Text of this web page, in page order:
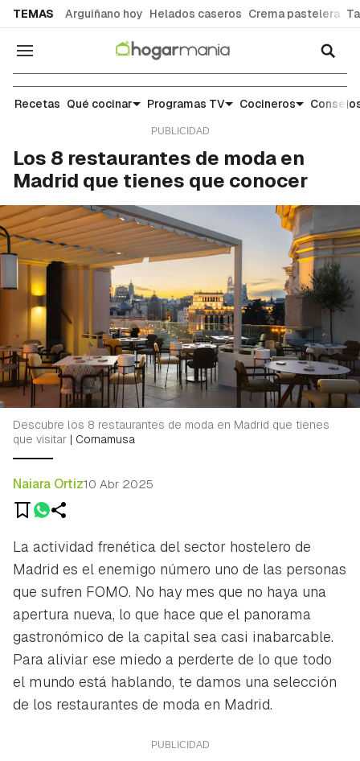
TEMAS Arguiñano hoy Helados caseros Crema pastelera
Navegación
Cocina
Recetas Qué cocinar Programas TV Cocineros
Los 8 restaurantes de moda en
Madrid que tienes que conocer
Descubre los 8 restaurantes de moda en Madrid que tienes
que visitar | Cornamusa
Naiara Ortiz10 Abr 2025
La actividad frenética del sector hostelero de
Madrid es el enemigo número uno de las personas
que sufren FOMO. No hay mes que no haya una
apertura nueva, lo que hace que el panorama
gastronómico de la capital sea casi inabarcable.
Para aliviar ese miedo a perderte de lo que todo
el mundo está hablando, te damos una selección
de los restaurantes de moda en Madrid.